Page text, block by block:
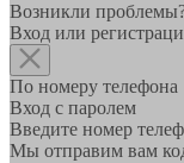
Возникли
Вход или
По номеру телефона
Вход с паролем
Введите номер
Мы отправим вам